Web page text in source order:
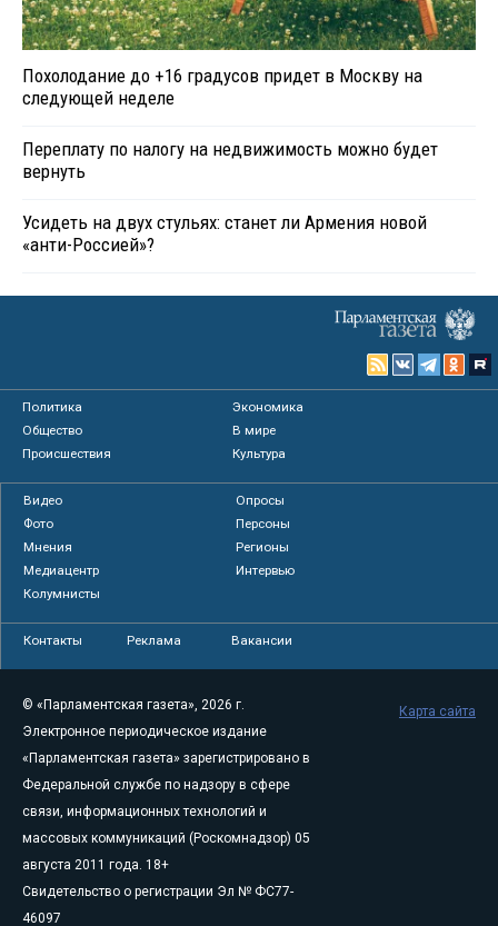
Похолодание до +16 градусов придет в Москву на
следующей неделе
Переплату по налогу на недвижимость можно будет
вернуть
Усидеть на двух стульях: станет ли Армения новой
«анти-Россией»?
Политика
Экономика
Общество
В мире
Происшествия
Культура
Видео
Опросы
Фото
Персоны
Мнения
Регионы
Медиацентр
Интервью
Колумнисты
Контакты Реклама Вакансии
© «Парламентская газета», 2026 г.
Электронное периодическое издание
«Парламентская газета» зарегистрировано в
Федеральной службе по надзору в сфере
связи, информационных технологий и
массовых коммуникаций (Роскомнадзор) 05
августа 2011 года. 18+
Свидетельство о регистрации Эл № ФС77-
46097
Карта сайта